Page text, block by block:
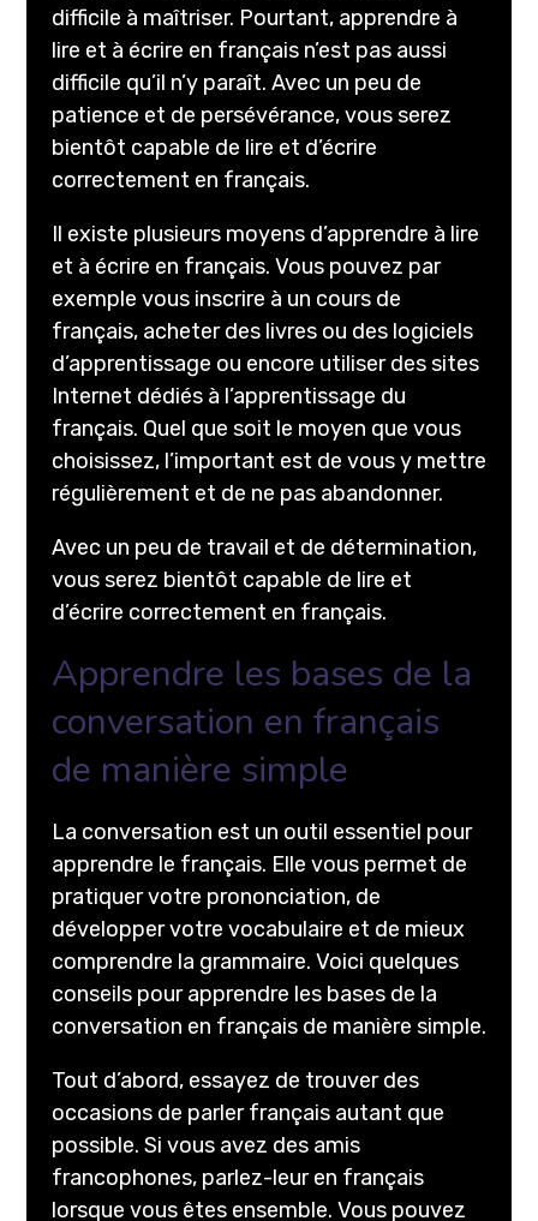
difficile à maîtriser. Pourtant, apprendre à
lire et à écrire en français n’est pas aussi
difficile qu’il n’y paraît. Avec un peu de
patience et de persévérance, vous serez
bientôt capable de lire et d’écrire
correctement en français.
Il existe plusieurs moyens d’apprendre à lire
et à écrire en français. Vous pouvez par
exemple vous inscrire à un cours de
français, acheter des livres ou des logiciels
d’apprentissage ou encore utiliser des sites
Internet dédiés à l’apprentissage du
français. Quel que soit le moyen que vous
choisissez, l’important est de vous y mettre
régulièrement et de ne pas abandonner.
Avec un peu de travail et de détermination,
vous serez bientôt capable de lire et
d’écrire correctement en français.
Apprendre les bases de la
conversation en français
de manière simple
La conversation est un outil essentiel pour
apprendre le français. Elle vous permet de
pratiquer votre prononciation, de
développer votre vocabulaire et de mieux
comprendre la grammaire. Voici quelques
conseils pour apprendre les bases de la
conversation en français de manière simple.
Tout d’abord, essayez de trouver des
occasions de parler français autant que
possible. Si vous avez des amis
francophones, parlez-leur en français
lorsque vous êtes ensemble. Vous pouvez